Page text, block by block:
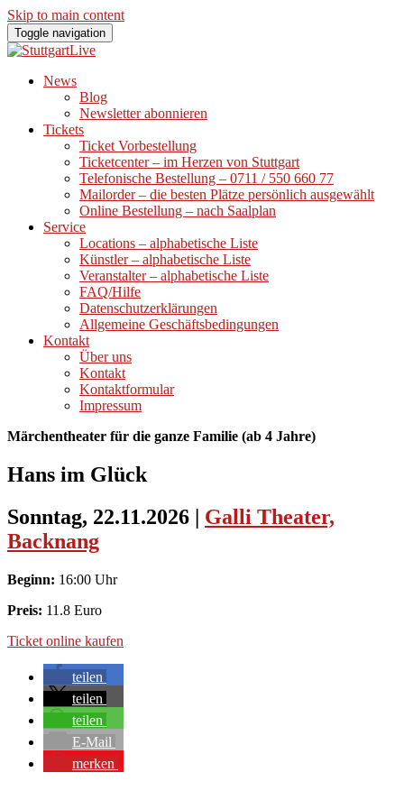
Skip to main content
Toggle navigation
News
Blog
Newsletter abonnieren
Tickets
Ticket Vorbestellung
Ticketcenter – im Herzen von Stuttgart
Telefonische Bestellung – 0711 / 550 660 77
Mailorder – die besten Plätze persönlich ausgewählt
Online Bestellung – nach Saalplan
Service
Locations – alphabetische Liste
Künstler – alphabetische Liste
Veranstalter – alphabetische Liste
FAQ/Hilfe
Datenschutzerklärungen
Allgemeine Geschäftsbedingungen
Kontakt
Über uns
Kontakt
Kontaktformular
Impressum
Märchentheater für die ganze Familie (ab 4 Jahre)
Hans im Glück
Sonntag, 22.11.2026 | Galli Theater,
Backnang
Beginn: 16:00 Uhr
Preis: 11.8 Euro
Ticket online kaufen
teilen
teilen
teilen
E-Mail
merken